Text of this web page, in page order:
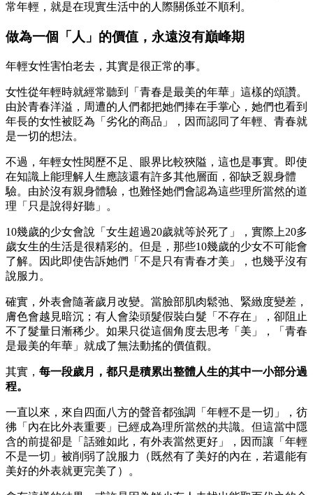
常年輕，就是在現實生活中的人際關係並不順利。
做為一個「人」的價值，永遠沒有巔峰期
年輕女性害怕老去，其實是很正常的事。
女性從年輕時就經常聽到「青春是最美的年華」這樣的頌讚。
由於青春洋溢，周遭的人們都把她們捧在手掌心，她們也看到
年長的女性被貶為「劣化的商品」，因而認同了年輕、青春就
是一切的想法。
不過，年輕女性閱歷不足、眼界比較狹隘，這也是事實。即使
在知識上能理解人生應該還有許多其他層面，卻缺乏親身體
驗。由於沒有親身體驗，也難怪她們會認為這些理所當然的道
理「只是說得好聽」。
10幾歲的少女會說「女生超過20歲就等於死了」，實際上20多
歲女生的生活是很精彩的。但是，那些10幾歲的少女不可能會
了解。因此即使告訴她們「不是只有青春才美」，也幾乎沒有
說服力。
確實，外表會隨著歲月改變。當臉部肌肉鬆弛、緊緻度變差，
膚色會越見暗沉；有人會染頭髮假裝白髮「不存在」，卻阻止
不了髮量日漸稀少。如果只從這個角度去思考「美」，「青春
是最美的年華」就成了無法動搖的價值觀。
其實， 每一段歲月，都只是積累出整體人生的其中一小部分過
程。
一直以來，來自四面八方的聲音都強調「年輕不是一切」，彷
彿「內在比外表重要」已經成為理所當然的共識。但這當中隱
含的前提卻是「話雖如此，有外表當然更好」，因而讓「年輕
不是一切」被削弱了說服力（既然有了美好的內在，若還能有
美好的外表就更完美了）。